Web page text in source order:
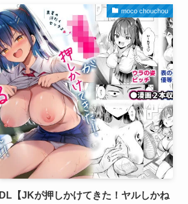
moco chouchou
DL【JKが押しかけてきた！ヤルしかね